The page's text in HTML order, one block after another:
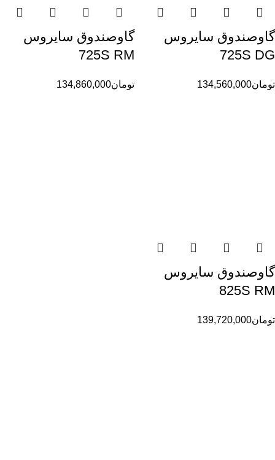
گاوصندوق سایروس
725S DG
تومان134,560,000
گاوصندوق سایروس
725S RM
تومان134,860,000
گاوصندوق سایروس
825S RM
تومان139,720,000